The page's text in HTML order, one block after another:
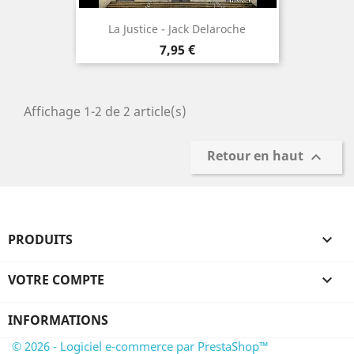
La Justice - Jack Delaroche
Prix
7,95 €
Affichage 1-2 de 2 article(s)
Retour en haut 
PRODUITS 
VOTRE COMPTE 
INFORMATIONS
© 2026 - Logiciel e-commerce par PrestaShop™